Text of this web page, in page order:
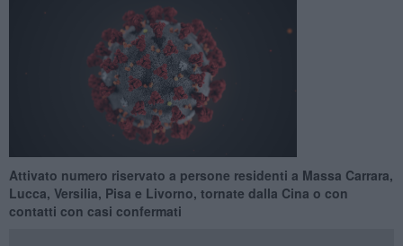
Attivato numero riservato a persone residenti a Massa Carrara,
Lucca, Versilia, Pisa e Livorno, tornate dalla Cina o con
contatti con casi confermati